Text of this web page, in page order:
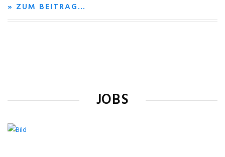
» ZUM BEITRAG…
JOBS